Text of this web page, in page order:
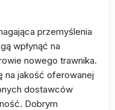
przemyślenia
wpłynąć na
nowego trawnika.
na jakość oferowanej
dostawców
Dobrym